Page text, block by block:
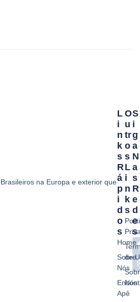
na Europa e exterior que
O
U
Tr
O
S
L
I
N
K
S
de
Nós
L
I
N
K
S
R
Á
P
I
D
O
S
Home
Sobre
Nós
Apê
S
I
G
A
N
A
S
R
E
D
E
S